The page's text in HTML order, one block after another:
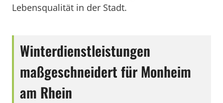
Lebensqualität in der Stadt.
Winterdienstleistungen
maßgeschneidert für Monheim
am Rhein